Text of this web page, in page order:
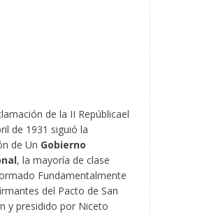
de la II Repúblicael
de 1931 siguió la
de Un Gobierno
, la mayoría de clase
Fundamentalmente
del Pacto de San
y presidido por Niceto